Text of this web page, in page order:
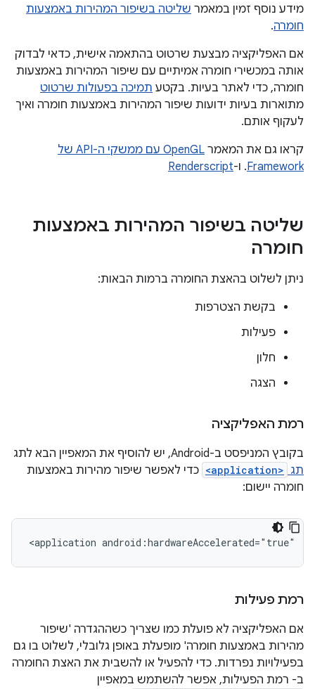
מידע נוסף זמין במאמר שליטה בשיפור המהירות באמצעות
חומרה.
אם האפליקציה מבצעת שרטוט בהתאמה אישית, כדאי לבדוק
אותה במכשירי חומרה אמיתיים עם שיפור המהירות באמצעות
חומרה, כדי לאתר בעיות. בקטע תמיכה בפעולות שרטוט
מתוארות בעיות ידועות שיפור המהירות באמצעות חומרה ואיך
לעקוף אותם.
קראו גם את המאמר
OpenGL עם ממשקי ה-API של
Framework. ו-Renderscript
שליטה בשיפור המהירות באמצעות
חומרה
ניתן לשלוט בהאצת החומרה ברמות הבאות:
בקשת הצטרפות
פעילות
חלון
הצגה
רמת האפליקציה
בקובץ המניפסט ב-Android, יש להוסיף את המאפיין הבא לתג
תג <application> כדי לאפשר שיפור מהירות באמצעות
חומרה יישום:
<application android:hardwareAccelerated="true"
רמת פעילות
אם האפליקציה לא פועלת כמו שצריך כשההגדרה 'שיפור
מהירות באמצעות חומרה' מופעלת באופן גלובלי, לשלוט בו גם
בפעילויות נפרדות. כדי להפעיל או להשבית את האצת החומרה
ב- רמת הפעילות, אפשר להשתמש במאפיין